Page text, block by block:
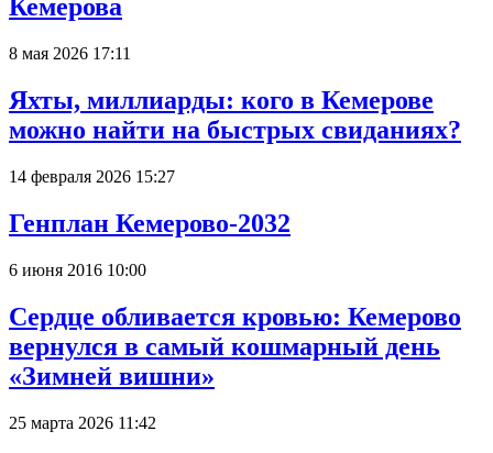
Кемерова
8 мая 2026 17:11
Яхты, миллиарды: кого в Кемерове
можно найти на быстрых свиданиях?
14 февраля 2026 15:27
Генплан Кемерово-2032
6 июня 2016 10:00
Сердце обливается кровью: Кемерово
вернулся в самый кошмарный день
«Зимней вишни»
25 марта 2026 11:42